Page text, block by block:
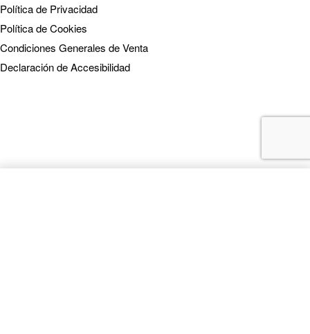
Política de Privacidad
Política de Cookies
Condiciones Generales de Venta
Declaración de Accesibilidad